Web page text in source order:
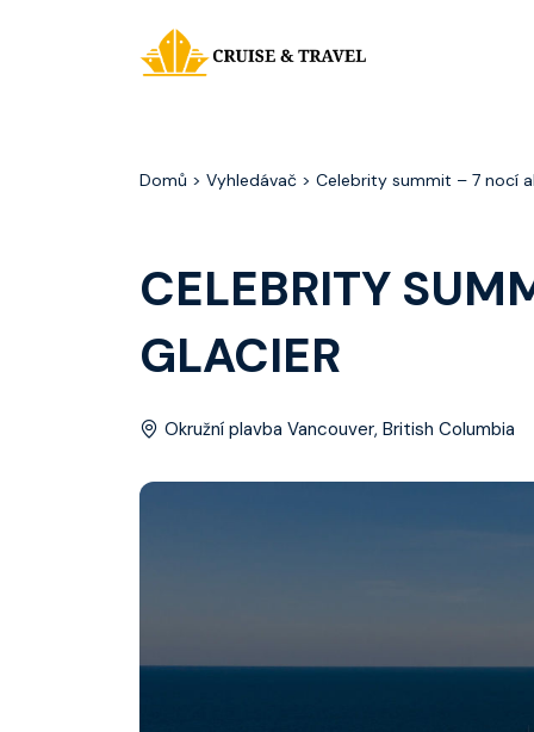
Domů > Vyhledávač > Celebrity summit – 7 nocí
CELEBRITY
GLACIER
Okružní plavba Vancouver, British Columbia